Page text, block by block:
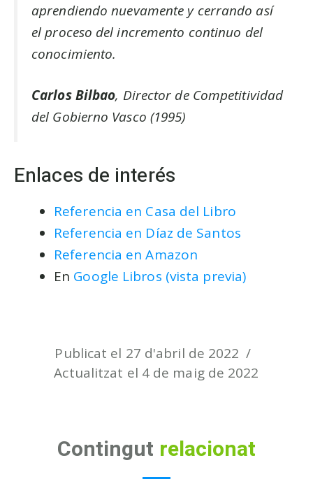
aprendiendo nuevamente y cerrando así
el proceso del incremento continuo del
conocimiento.
Carlos Bilbao, Director de Competitividad
del Gobierno Vasco (1995)
Enlaces de interés
Referencia en Casa del Libro
Referencia en Díaz de Santos
Referencia en Amazon
En Google Libros (vista previa)
Actualitzat el 4 de maig de 2022
Publicat el 27 d'abril de 2022
Contingut relacionat